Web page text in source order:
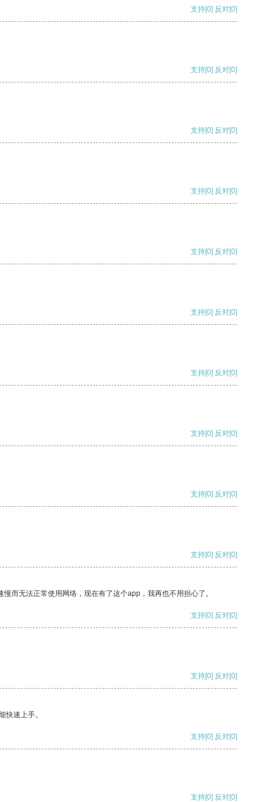
支持[0] 反对[0]
支持[0] 反对[0]
支持[0] 反对[0]
支持[0] 反对[0]
支持[0] 反对[0]
支持[0] 反对[0]
支持[0] 反对[0]
支持[0] 反对[0]
支持[0] 反对[0]
支持[0] 反对[0]
而无法正常使用网络，现在有了这个app，我再也不用担心了。
支持[0] 反对[0]
支持[0] 反对[0]
快速上手。
支持[0] 反对[0]
支持[0] 反对[0]